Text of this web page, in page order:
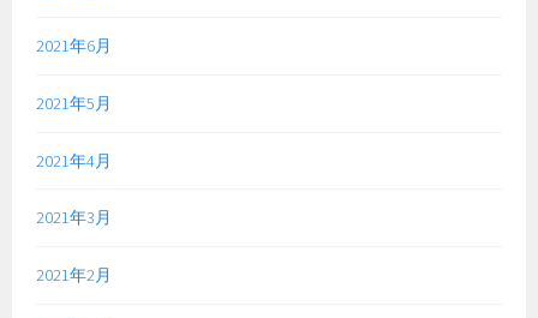
2021年6月
2021年5月
2021年4月
2021年3月
2021年2月